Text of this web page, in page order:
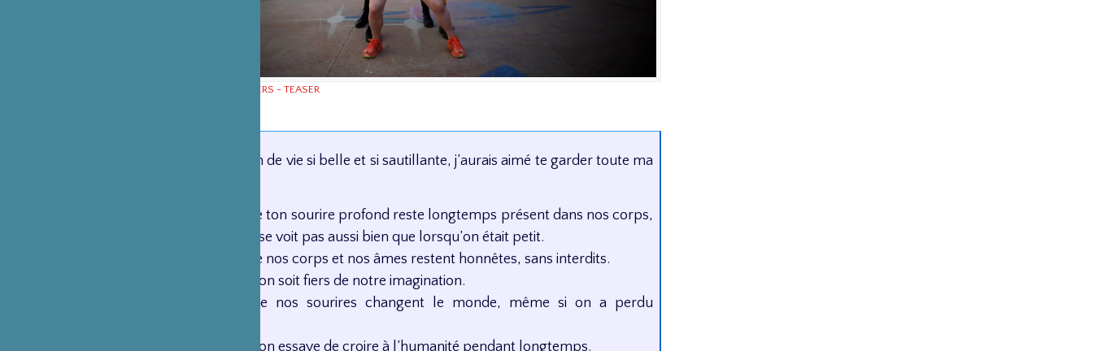
LE MONDE À L’ENVERS - TEASER
Chère pulsion de vie si belle et si sautillante, j’aurais aimé te garder toute ma
J’aimerais que ton sourire profond reste longtemps présent dans nos corps,
même s’il ne se voit pas aussi bien que lorsqu’on était petit.
J’aimerais que nos corps et nos âmes restent honnêtes, sans interdits.
J’aimerais qu’on soit fiers de notre imagination.
J’aimerais que nos sourires changent le monde, même si on a perdu
J’aimerais qu’on essaye de croire à l’humanité pendant longtemps.